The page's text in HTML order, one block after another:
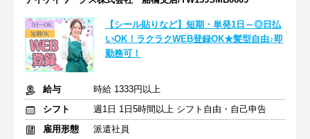
【シール貼りなど】短期・単発1日～◎日払
いOK！ラクラクWEB登録OK★髪型自由♪即
勤務可！
給与
時給 1333円以上
シフト
週1日 1日5時間以上 シフト自由・自己申告
雇用形態
派遣社員